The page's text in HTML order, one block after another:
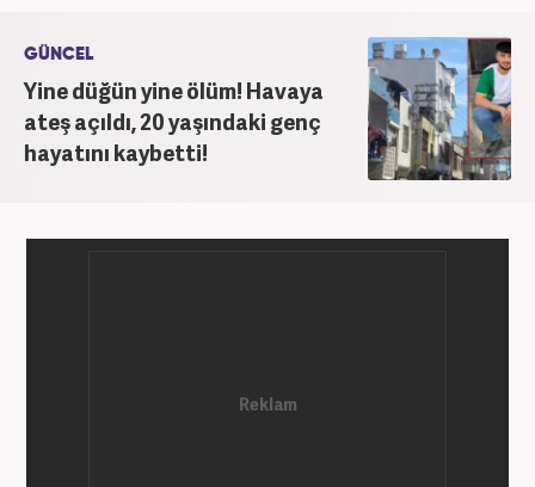
GÜNCEL
Yine düğün yine ölüm! Havaya
ateş açıldı, 20 yaşındaki genç
hayatını kaybetti!